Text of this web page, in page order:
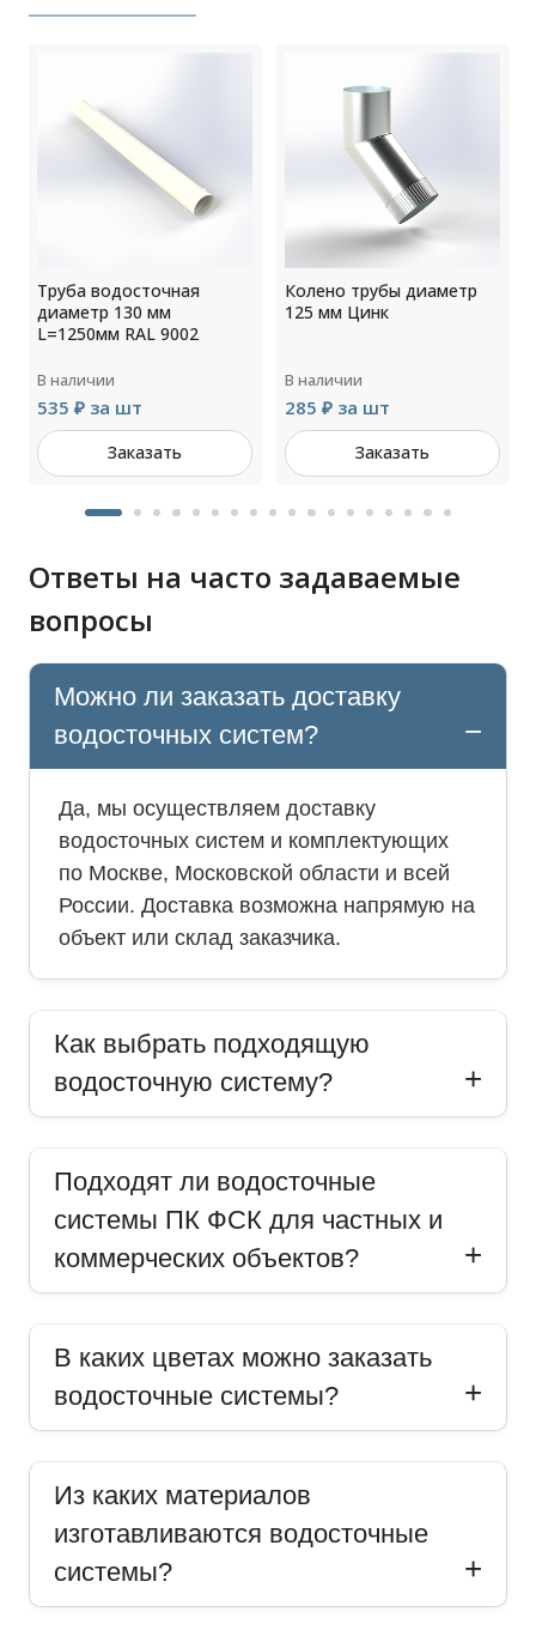
Труба водосточная
диаметр 130 мм
L=1250мм RAL 9002
В наличии
535 ₽ за шт
Заказать
Колено трубы диаметр
125 мм Цинк
В наличии
285 ₽ за шт
Заказать
Ответы на часто задаваемые
вопросы
Можно ли заказать доставку
водосточных систем?
Да, мы осуществляем доставку
водосточных систем и комплектующих
по Москве, Московской области и всей
России. Доставка возможна напрямую на
объект или склад заказчика.
Как выбрать подходящую
водосточную систему?
Подходят ли водосточные
системы ПК ФСК для частных и
коммерческих объектов?
В каких цветах можно заказать
водосточные системы?
Из каких материалов
изготавливаются водосточные
системы?